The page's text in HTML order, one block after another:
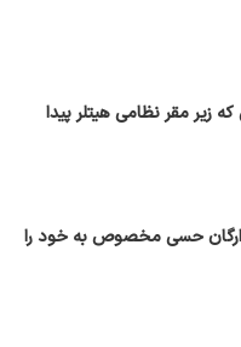
زیر مقر نظامی هیتلر پیدا
حسی مخصوص به خود را